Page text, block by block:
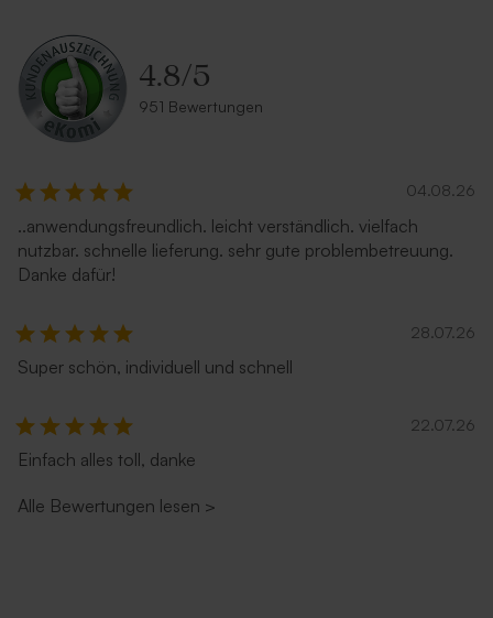
4.8/5
951 Bewertungen
04.08.26
..anwendungsfreundlich. leicht verständlich. vielfach
nutzbar. schnelle lieferung. sehr gute problembetreuung.
Danke dafür!
28.07.26
Super schön, individuell und schnell
22.07.26
Einfach alles toll, danke
Alle Bewertungen lesen >